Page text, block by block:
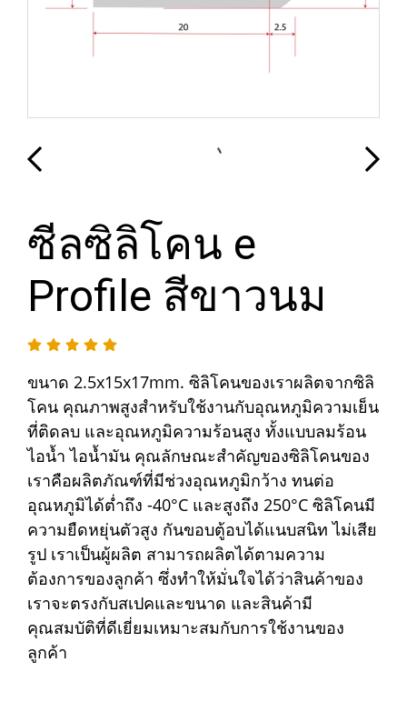
ซีลซิลิโคน e
Profile สีขาวนม
ขนาด 2.5x15x17mm. ซิลิโคนของเราผลิตจากซิลิ
โคน คุณภาพสูงสำหรับใช้งานกับอุณหภูมิความเย็น
ที่ติดลบ และอุณหภูมิความร้อนสูง ทั้งแบบลมร้อน
ไอน้ำ ไอน้ำมัน คุณลักษณะสำคัญของซิลิโคนของ
เราคือผลิตภัณฑ์ที่มีช่วงอุณหภูมิกว้าง ทนต่อ
อุณหภูมิได้ต่ำถึง -40°C และสูงถึง 250°C ซิลิโคนมี
ความยืดหยุ่นตัวสูง กันขอบตู้อบได้แนบสนิท ไม่เสีย
รูป เราเป็นผู้ผลิต สามารถผลิตได้ตามความ
ต้องการของลูกค้า ซึ่งทำให้มั่นใจได้ว่าสินค้าของ
เราจะตรงกับสเปคและขนาด และสินค้ามี
คุณสมบัติที่ดีเยี่ยมเหมาะสมกับการใช้งานของ
ลูกค้า